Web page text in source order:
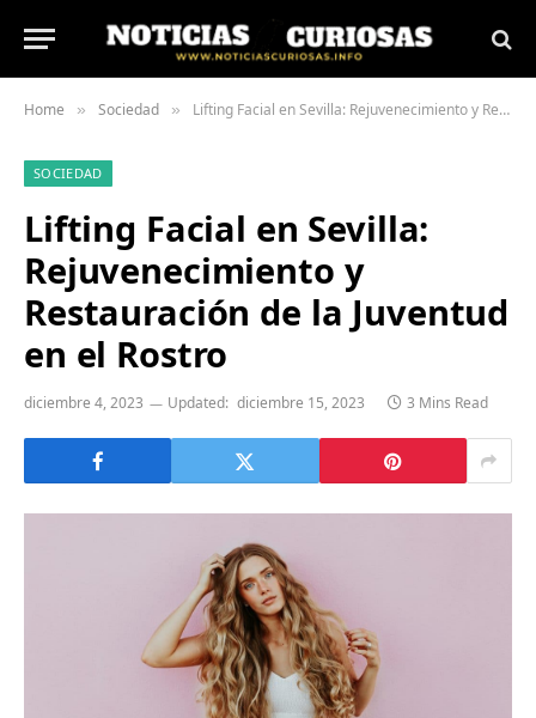
Home » Sociedad » Lifting Facial en Sevilla: Rejuvenecimiento y Restauración de la Juventud en el Rostro
SOCIEDAD
Lifting Facial en Sevilla:
Rejuvenecimiento y
Restauración de la Juventud
en el Rostro
diciembre 4, 2023 Updated: diciembre 15, 2023 3 Mins Read